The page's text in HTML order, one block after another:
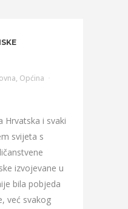
, Općina
Hrvatska i svaki
svijeta s
izvojevane u
bila pobjeda
već svakog